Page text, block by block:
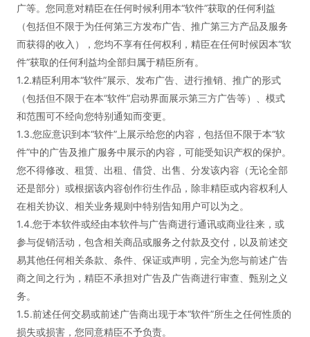
广等。您同意对精臣在任何时候利用本“软件”获取的任何利益
（包括但不限于为任何第三方发布广告、推广第三方产品及服务
而获得的收入），您均不享有任何权利，精臣在任何时候因本“软
件”获取的任何利益均全部归属于精臣所有。
1.2.精臣利用本“软件”展示、发布广告、进行推销、推广的形式
（包括但不限于在本“软件”启动界面展示第三方广告等）、模式
和范围可不经向您特别通知而变更。
1.3.您应意识到本“软件”上展示给您的内容，包括但不限于本“软
件”中的广告及推广服务中展示的内容，可能受知识产权的保护。
您不得修改、租赁、出租、借贷、出售、分发该内容（无论全部
还是部分）或根据该内容创作衍生作品，除非精臣或内容权利人
在相关协议、相关业务规则中特别告知用户可以为之。
1.4.您于本软件或经由本软件与广告商进行通讯或商业往来，或
参与促销活动，包含相关商品或服务之付款及交付，以及前述交
易其他任何相关条款、条件、保证或声明，完全为您与前述广告
商之间之行为，精臣不承担对广告及广告商进行审查、甄别之义
务。
1.5.前述任何交易或前述广告商出现于本“软件”所生之任何性质的
损失或损害，您同意精臣不予负责。